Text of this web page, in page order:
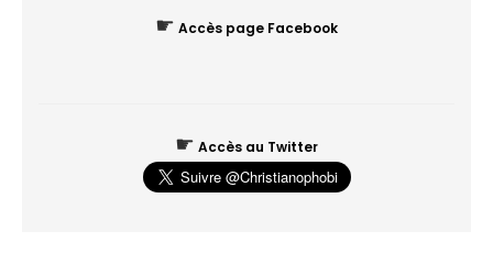
☛ Accès page Facebook
☛ Accès au Twitter